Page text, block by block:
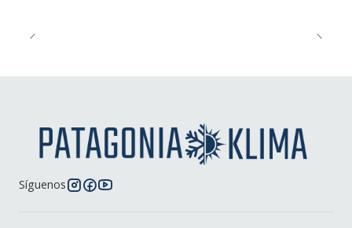
Síguenos